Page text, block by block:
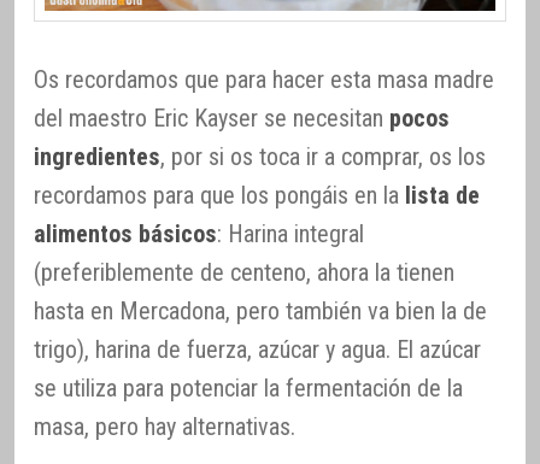
Os recordamos que para hacer esta masa madre
del maestro Eric Kayser se necesitan pocos
ingredientes, por si os toca ir a comprar, os los
recordamos para que los pongáis en la lista de
alimentos básicos: Harina integral
(preferiblemente de centeno, ahora la tienen
hasta en Mercadona, pero también va bien la de
trigo), harina de fuerza, azúcar y agua. El azúcar
se utiliza para potenciar la fermentación de la
masa, pero hay alternativas.